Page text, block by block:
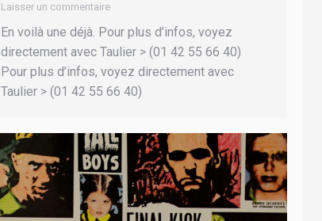
Laisser un commentaire
En voilà une déjà. Pour plus d’infos, voyez
directement avec Taulier > (01 42 55 66 40)
Pour plus d’infos, voyez directement avec
Taulier > (01 42 55 66 40)